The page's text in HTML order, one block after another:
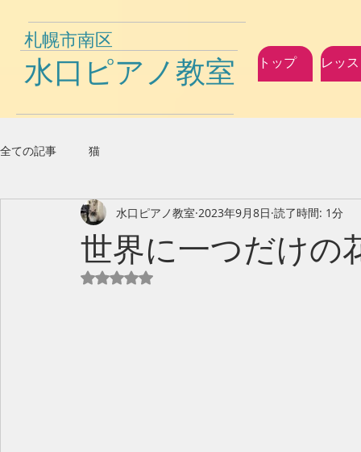
札幌市南区
水口ピアノ教室 トップ レッ
全ての記事 猫
世界に一つだけの
水口ピアノ教室 2023年9月8日 読了時間: 1分
5つ星のうちNaNと評価されています。